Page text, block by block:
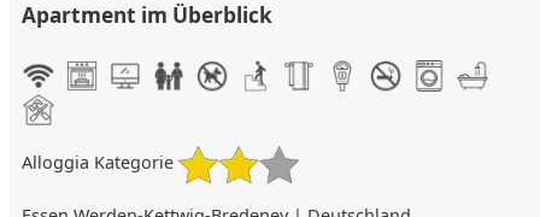
Apartment im Überblick
Alloggia Kategorie